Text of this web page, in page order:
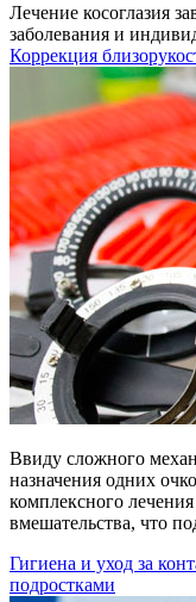
Лечение косоглазия
заболевания и
Коррекция
Ввиду сложного
назначения одних
комплексного
вмешательства, что
Гигиена и уход за
подростками